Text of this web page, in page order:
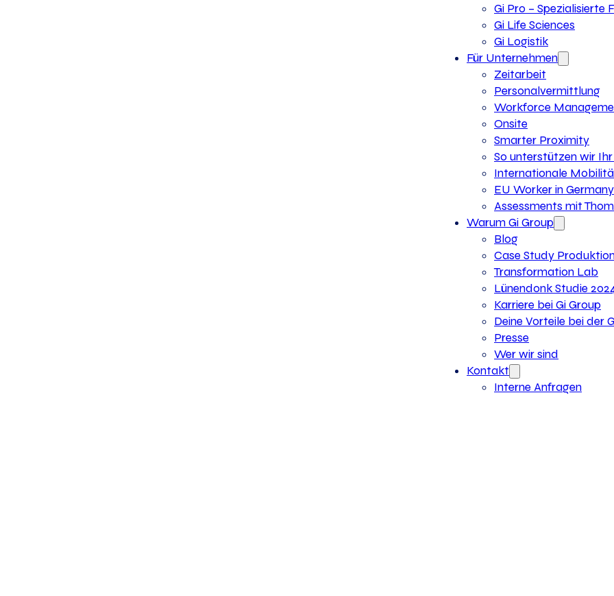
Gi Pro – Spezialisierte
Gi Life Sciences
Gi Logistik
Für Unternehmen
Zeitarbeit
Personalvermittlung
Workforce
Onsite
Smarter Proximity
So unterstützen wir
Internationale
EU Worker in Germany
Assessments mit
Warum Gi Group
Blog
Case Study
Transformation Lab
Lünendonk Studie
Karriere bei Gi Group
Deine Vorteile bei der
Presse
Wer wir sind
Kontakt
Interne Anfragen